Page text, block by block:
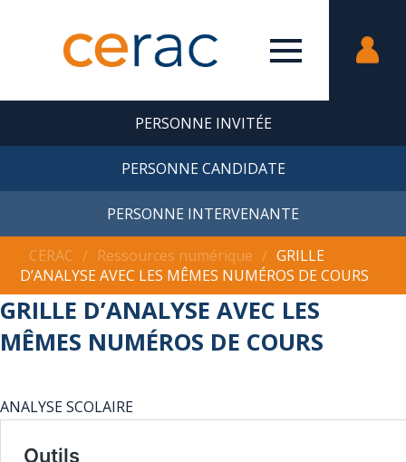
PERSONNE INVITÉE
PERSONNE CANDIDATE
PERSONNE INTERVENANTE
CERAC ∕ Ressources numérique ∕ GRILLE
D’ANALYSE AVEC LES MÊMES NUMÉROS DE COURS
GRILLE D’ANALYSE AVEC LES
MÊMES NUMÉROS DE COURS
ANALYSE SCOLAIRE